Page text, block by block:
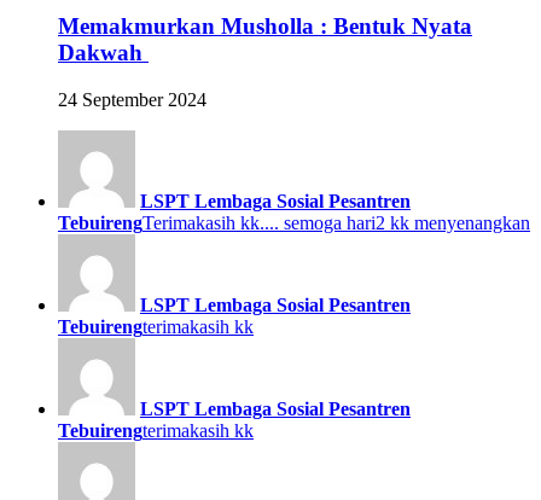
Memakmurkan Musholla : Bentuk Nyata
Dakwah
24 September 2024
LSPT Lembaga Sosial Pesantren
TebuirengTerimakasih kk.... semoga hari2 kk menyenangkan
LSPT Lembaga Sosial Pesantren
Tebuirengterimakasih kk
LSPT Lembaga Sosial Pesantren
Tebuirengterimakasih kk